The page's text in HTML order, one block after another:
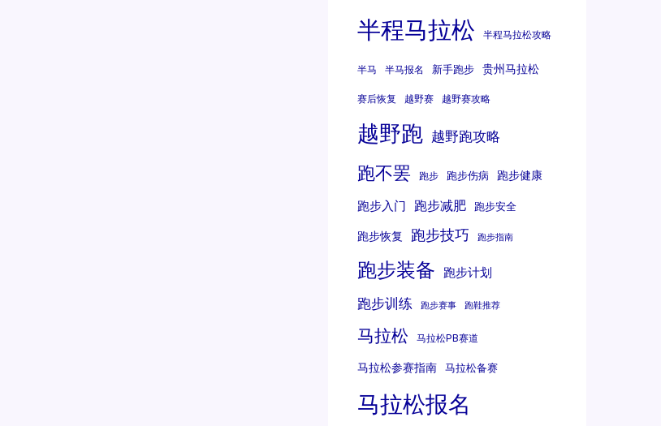
半程马拉松 半程马拉松攻略
半马 半马报名 新手跑步 贵州马拉松
赛后恢复 越野赛 越野赛攻略
越野跑 越野跑攻略
跑不罢 跑步 跑步伤病 跑步健康
跑步入门 跑步减肥 跑步安全
跑步恢复 跑步技巧 跑步指南
跑步装备 跑步计划
跑步训练 跑步赛事 跑鞋推荐
马拉松 马拉松PB赛道
马拉松参赛指南 马拉松备赛
马拉松报名